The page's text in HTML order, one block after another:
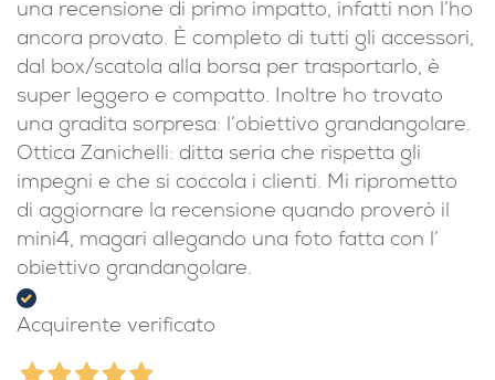
una recensione di primo impatto, infatti non l’ho
ancora provato. È completo di tutti gli accessori,
dal box/scatola alla borsa per trasportarlo, è
super leggero e compatto. Inoltre ho trovato
una gradita sorpresa: l’obiettivo grandangolare.
Ottica Zanichelli: ditta seria che rispetta gli
impegni e che si coccola i clienti. Mi riprometto
di aggiornare la recensione quando proverò il
mini4, magari allegando una foto fatta con l’
obiettivo grandangolare.
Acquirente verificato